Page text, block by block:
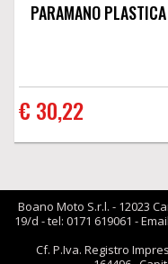
PARAMANO
€ 30,22
Boano Moto S.r.l. - 12023
19/d - tel: 0171 619061 -
Cf. P.Iva. Registro